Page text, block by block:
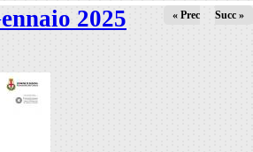
2025 « Prec Succ »